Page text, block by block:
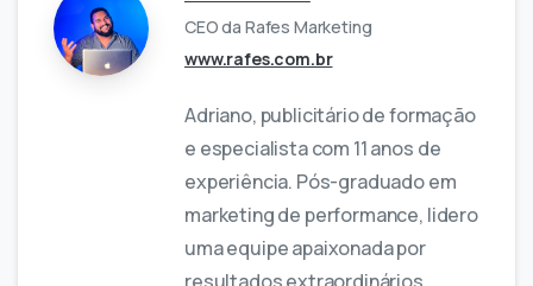
CEO da Rafes Marketing
www.rafes.com.br
Adriano, publicitário de formação
e especialista com 11 anos de
experiência. Pós-graduado em
marketing de performance, lidero
uma equipe apaixonada por